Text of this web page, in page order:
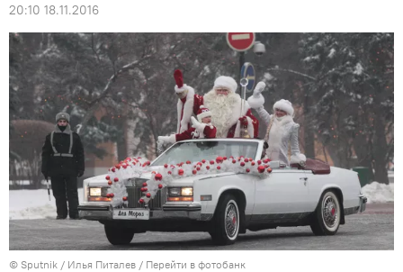
20:10 18.11.2016
© Sputnik / Илья Питалев / Перейти в фотобанк